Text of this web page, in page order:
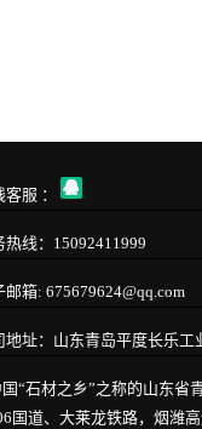
服 ：
热线：15092411999
邮箱: 675679624@qq.com
地址：山东青岛平度长乐工
“石材之乡”之称的山东省
国道、大莱龙铁路，烟潍